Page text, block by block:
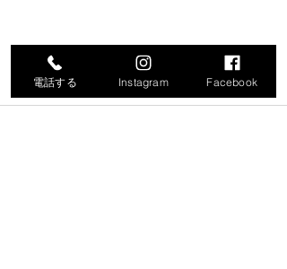
電話する Instagram Facebook